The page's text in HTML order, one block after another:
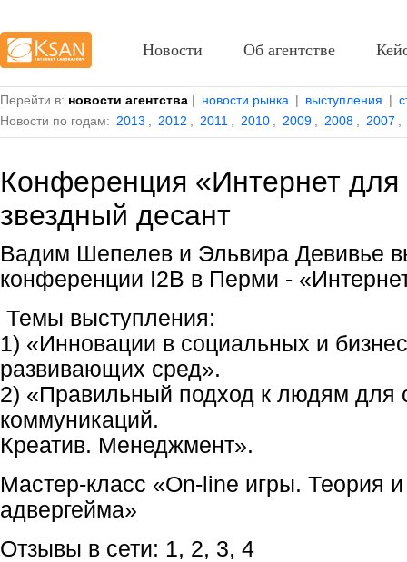
Перейти в: новости агентства | новости рынка | выступления |
Новости по годам: 2013 2012 2011 2010 2009 2008 2007
Конференция «Интернет для
звездный десант
Вадим Шепелев и Эльвира Девивье
конференции I2B в Перми -
Темы выступления:
1) «Инновации в социальных и
развивающих сред».
2) «Правильный подход к людям для
коммуникаций.
Креатив. Менеджмент».
Мастер-класс «On-line игры. Теория и
адвергейма»
Отзывы в сети: 1, 2, 3, 4
Новости Об агентстве